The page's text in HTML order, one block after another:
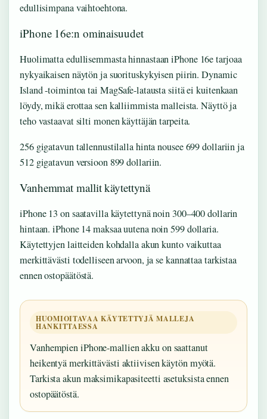
edullisimpana vaihtoehtona.
iPhone 16e:n ominaisuudet
Huolimatta edullisemmasta hinnastaan iPhone 16e tarjoaa
nykyaikaisen näytön ja suorituskykyisen piirin. Dynamic
Island -toimintoa tai MagSafe-latausta siitä ei kuitenkaan
löydy, mikä erottaa sen kalliimmista malleista. Näyttö ja
teho vastaavat silti monen käyttäjän tarpeita.
256 gigatavun tallennustilalla hinta nousee 699 dollariin ja
512 gigatavun versioon 899 dollariin.
Vanhemmat mallit käytettynä
iPhone 13 on saatavilla käytettynä noin 300–400 dollarin
hintaan. iPhone 14 maksaa uutena noin 599 dollaria.
Käytettyjen laitteiden kohdalla akun kunto vaikuttaa
merkittävästi todelliseen arvoon, ja se kannattaa tarkistaa
ennen ostopäätöstä.
HUOMIOITAVAA KÄYTETTYJÄ MALLEJA
HANKITTAESSA
Vanhempien iPhone-mallien akku on saattanut
heikentyä merkittävästi aktiivisen käytön myötä.
Tarkista akun maksimikapasiteetti asetuksista ennen
ostopäätöstä.